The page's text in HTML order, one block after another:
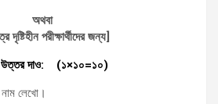
অথবা
দৃষ্টিহীন পরীক্ষার্থীদের জন্য]
উত্তর দাও: (১×১০=১০)
লেখো।